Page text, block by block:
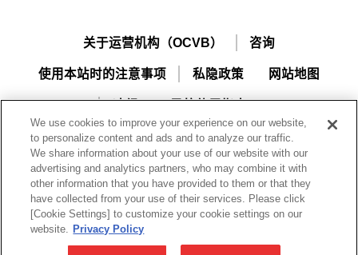
关于运营机构（OCVB） 咨询
使用本站时的注意事项 私隐政策 网站地图
冲绳MICE导航使用指南
一般财团法人冲绳观光会议局
Okinawa Convention & Visitors Bureau（OCVB）
We use cookies to improve your experience on our website,
to personalize content and ads and to analyze our traffic.
We share information about your use of our website with our
advertising and analytics partners, who may combine it with
other information that you have provided to them or that they
have collected from your use of their services. Please click
[Cookie Settings] to customize your cookie settings on our
website. Privacy Policy